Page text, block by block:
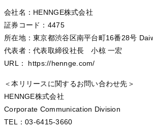
会社名：HENNGE株式会社
証券コード：4475
所在地：東京都渋谷区南平台町16番28号
代表者：代表取締役社長 小椋 一宏
URL： https://hennge.com/
＜本リリースに関するお問い合わせ先＞
HENNGE株式会社
Corporate Communication Division
TEL：03-6415-3660